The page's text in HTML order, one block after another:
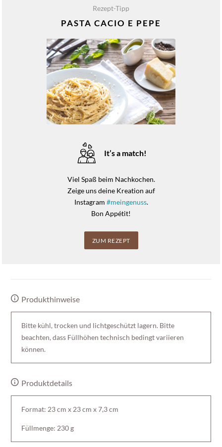
Rezept-Tipp
PASTA CACIO E PEPE
It’s a match!
Viel Spaß beim Nachkochen.
Zeige uns deine Kreation auf
Instagram #meingenuss.
Bon Appétit!
ZUM REZEPT
Produkthinweise
Bitte kühl, trocken und lichtgeschützt lagern. Bitte
beachten, dass Füllhöhen technisch bedingt variieren
können.
Produktdetails
Format: 23 cm x 23 cm x 7,3 cm
Füllmenge: 230 g